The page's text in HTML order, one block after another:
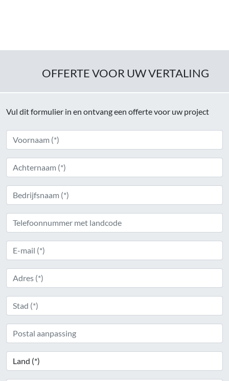
OFFERTE VOOR UW VERTALING
Vul dit formulier in en ontvang een offerte voor uw project